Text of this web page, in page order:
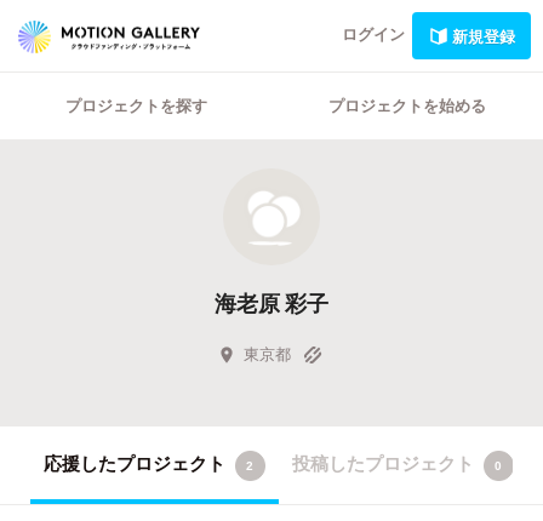
ログイン 新規登録
プロジェクトを探す プロジェクトを始める
海老原 彩子
東京都
応援したプロジェクト 2 投稿したプロジェクト 0